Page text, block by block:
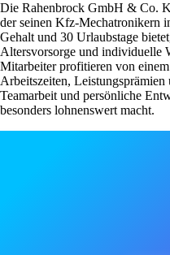
Die Rahenbrock GmbH & Co.
der seinen Kfz-Mechatronikern
Gehalt und 30 Urlaubstage
Altersvorsorge und individuelle
Mitarbeiter profitieren von
Arbeitszeiten,
Teamarbeit und persönliche
besonders lohnenswert macht.